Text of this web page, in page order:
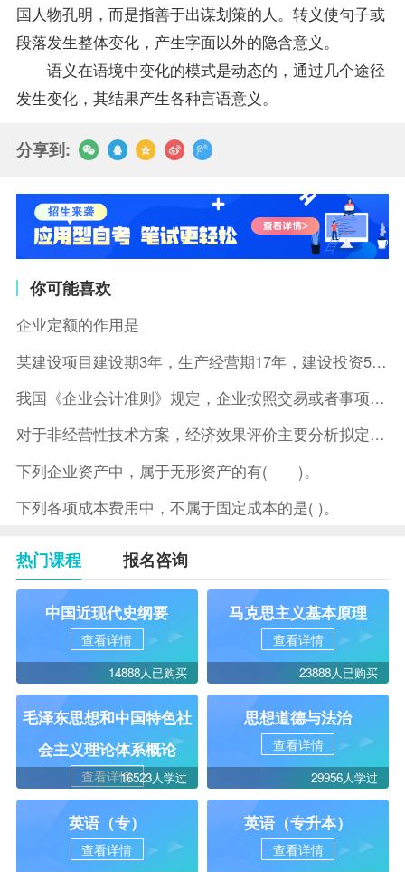
国人物孔明，而是指善于出谋划策的人。转义使句子或
段落发生整体变化，产生字面以外的隐含意义。
语义在语境中变化的模式是动态的，通过几个途径
发生变化，其结果产生各种言语意义。
分享到:
你可能喜欢
企业定额的作用是
某建设项目建设期3年，生产经营期17年，建设投资5500万元
我国《企业会计准则》规定，企业按照交易或者事项的经济特征确定
对于非经营性技术方案，经济效果评价主要分析拟定方案的( )。
下列企业资产中，属于无形资产的有( )。
下列各项成本费用中，不属于固定成本的是( )。
热门课程 报名咨询
中国近现代史纲要
查看详情
14888人已购买
马克思主义基本原理
查看详情
23888人已购买
毛泽东思想和中国特色社
会主义理论体系概论
查看详情16523人学过
思想道德与法治
查看详情
29956人学过
英语（专）
查看详情
英语（专升本）
查看详情